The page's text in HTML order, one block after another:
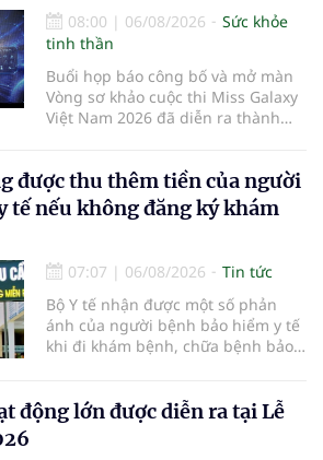
08:00 | 06/08/2026
Sức khỏe
tinh thần
Buổi họp báo công bố và mở màn
Vòng sơ khảo cuộc thi Miss Galaxy
Việt Nam 2026 đã diễn ra thành
sắc quy mô, khác biệt và tiên
phong – nơi tôn vinh vẻ đẹp thời
đại mới kết hợp giữa Tri thức, Bản
được thu thêm tiền của người
tế nếu không đăng ký khám
07:07 | 06/08/2026
Tin tức
Bộ Y tế nhận được một số phản
ánh của người bệnh bảo hiểm y tế
khi đi khám bệnh, chữa bệnh bảo
bệnh, chữa bệnh theo yêu cầu
nhưng vẫn phải nộp thêm các chi
động lớn được diễn ra tại Lễ